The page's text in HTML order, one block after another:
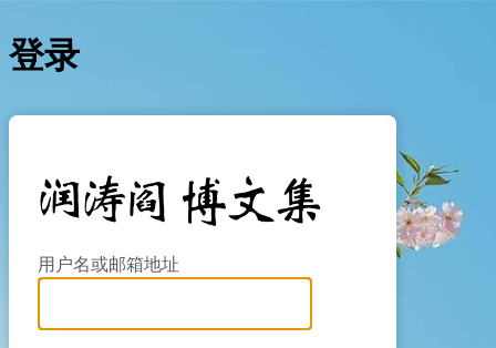
登录
https://
用户名或邮箱地址